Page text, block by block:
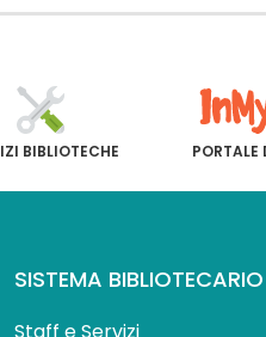
BIBLIOTECHE PORTALE
SISTEMA BIBLIOTECARIO